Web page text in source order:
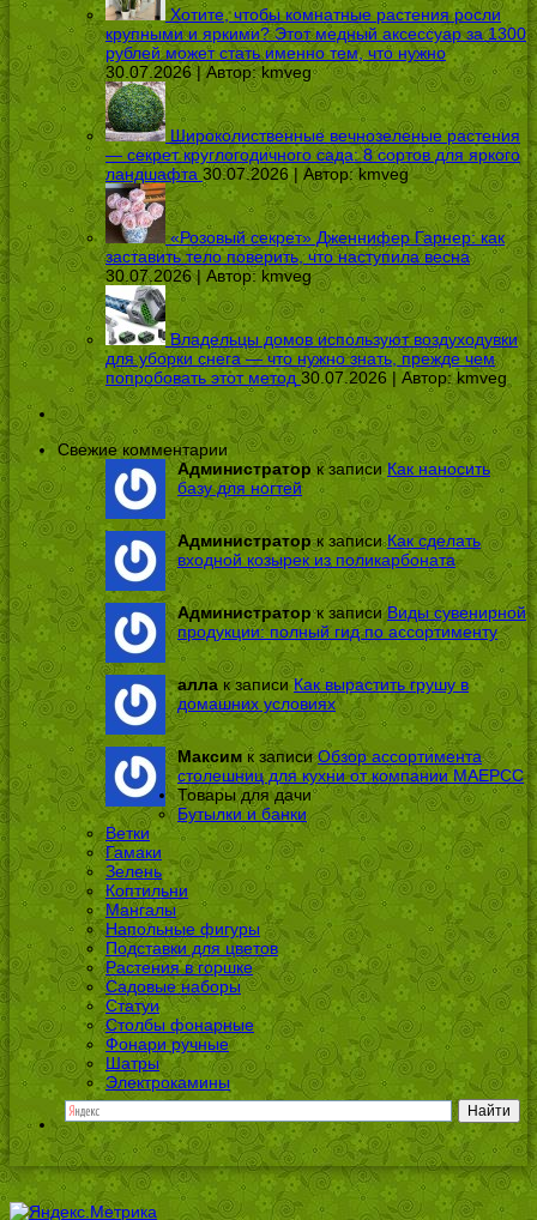
Хотите, чтобы комнатные растения росли
крупными и яркими? Этот медный аксессуар за 1300
рублей может стать именно тем, что нужно
30.07.2026 | Автор:kmveg
Широколиственные вечнозеленые растения
— секрет круглогодичного сада: 8 сортов для яркого
ландшафта 30.07.2026 | Автор:kmveg
«Розовый секрет» Дженнифер Гарнер: как
заставить тело поверить, что наступила весна
30.07.2026 | Автор: kmveg
Владельцы домов используют воздуходувки
для уборки снега — что нужно знать, прежде чем
попробовать этот метод 30.07.2026 | Автор:kmveg
Свежие комментарии
Администратор к записиКак наносить
базу для ногтей
Администраторк записиКак сделать
входной козырек из поликарбоната
Администраторк записиВиды сувенирной
продукции: полный гид по ассортименту
аллак записиКак вырастить грушу в
домашних условиях
Максим к записиОбзор ассортимента
столешниц для кухни от компании МАЕРСС
Товары для дачи
Бутылки и банки
Ветки
Гамаки
Зелень
Коптильни
Мангалы
Напольные фигуры
Подставки для цветов
Растения в горшке
Садовые наборы
Статуи
Столбы фонарные
Фонари ручные
Шатры
Электрокамины